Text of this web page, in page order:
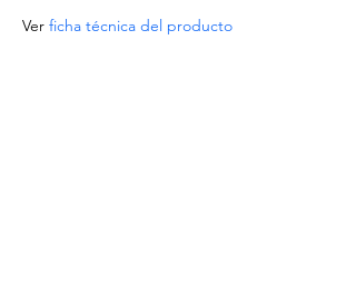
Ver ficha técnica del producto